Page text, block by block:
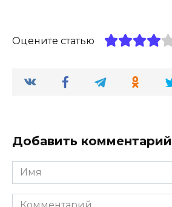
Оцените статью
Добавить комментарий
Имя
*
Комментарий